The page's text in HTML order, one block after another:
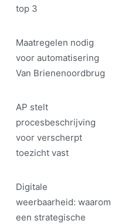
top 3
Maatregelen nodig
voor automatisering
Van Brienenoordbrug
AP stelt
procesbeschrijving
voor verscherpt
toezicht vast
Digitale
weerbaarheid: waarom
een strategische